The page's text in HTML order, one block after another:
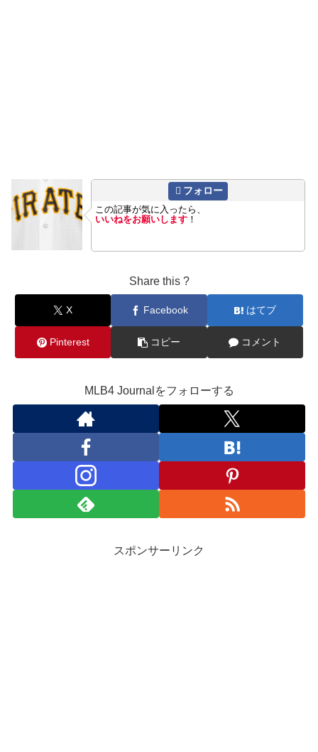
フォロー
この記事が気に入ったら、
いいねをお願いします ！
Share this ?
X Facebook はてブ
Pinterest コピー コメント
MLB4 Journalをフォローする
スポンサーリンク